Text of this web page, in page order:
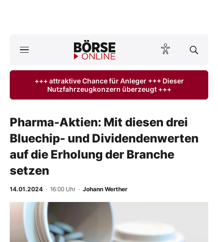
ktuelle Ausgabe BÖRSE ONLINE lesen
Finanz-Check
BO-Musterdepots
Experten
Mein B:O
+++ attraktive Chance für Anleger +++ Dieser
Nutzfahrzeugkonzern überzeugt +++
Pharma-Aktien: Mit diesen drei
Bluechip- und Dividendenwerten
auf die Erholung der Branche
setzen
14.01.2024 · 16:00 Uhr · Johann Werther